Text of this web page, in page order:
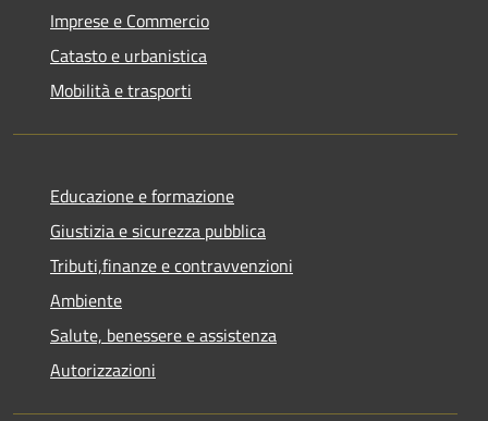
Imprese e Commercio
Catasto e urbanistica
Mobilità e trasporti
Educazione e formazione
Giustizia e sicurezza pubblica
Tributi,finanze e contravvenzioni
Ambiente
Salute, benessere e assistenza
Autorizzazioni